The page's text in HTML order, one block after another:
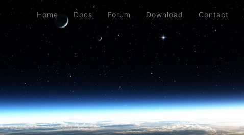
Home Docs Forum Download Contact
Archives